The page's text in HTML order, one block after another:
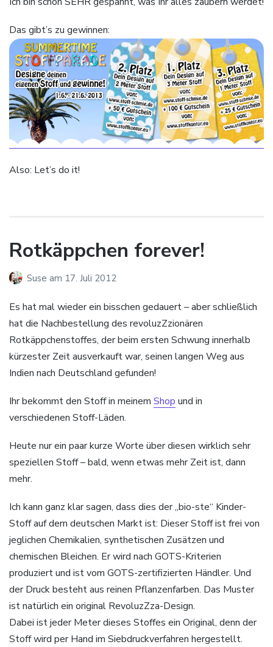
Das gibt’s zu gewinnen:
Also: Let’s do it!
Rotkäppchen forever!
Suse am 17. Juli 2012
Es hat mal wieder ein bisschen gedauert – aber schließlich
hat die Nachbestellung des revoluzZzionären
Rotkäppchenstoffes, der beim ersten Schwung innerhalb
kürzester Zeit ausverkauft war, seinen langen Weg aus
Indien nach Deutschland gefunden!
Ihr bekommt den Stoff in meinem Shop und in
verschiedenen Stoff-Läden.
Heute nur ein paar kurze Worte über diesen wirklich sehr
speziellen Stoff – bald, wenn etwas mehr Zeit ist, dann
mehr.
Ich kann ganz klar sagen, dass dies der „bio-ste“ Kinder-
Stoff auf dem deutschen Markt ist: Dieser Stoff ist frei von
jeglichen Chemikalien, synthetischen Zusätzen und
chemischen Bleichen. Er wird nach GOTS-Kriterien
produziert und ist vom GOTS-zertifizierten Händler. Und
der Druck besteht aus reinen Pflanzenfarben. Das Muster
ist natürlich ein original RevoluzZza-Design.
Dabei ist jeder Meter dieses Stoffes ein Original, denn der
Stoff wird per Hand im Siebdruckverfahren hergestellt.